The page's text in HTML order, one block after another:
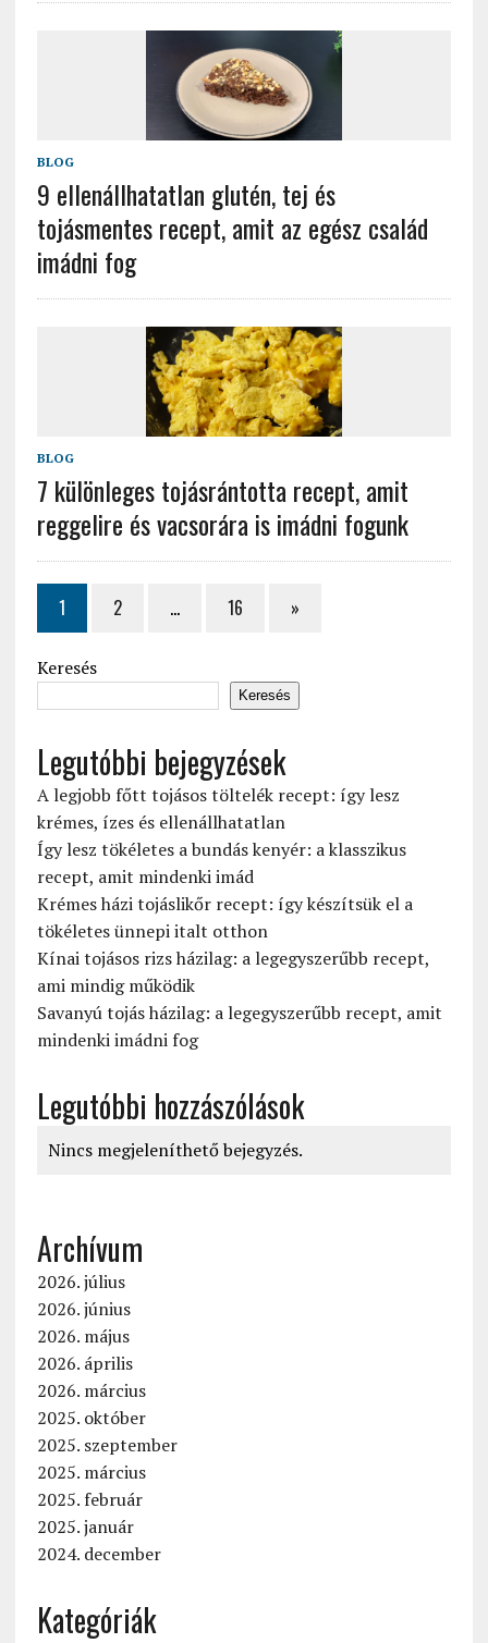
BLOG
9 ellenállhatatlan glutén, tej és
tojásmentes recept, amit az egész család
imádni fog
BLOG
7 különleges tojásrántotta recept, amit
reggelire és vacsorára is imádni fogunk
1 2 … 16 »
Keresés
Keresés
Legutóbbi bejegyzések
A legjobb főtt tojásos töltelék recept: így lesz
krémes, ízes és ellenállhatatlan
Így lesz tökéletes a bundás kenyér: a klasszikus
recept, amit mindenki imád
Krémes házi tojáslikőr recept: így készítsük el a
tökéletes ünnepi italt otthon
Kínai tojásos rizs házilag: a legegyszerűbb recept,
ami mindig működik
Savanyú tojás házilag: a legegyszerűbb recept, amit
mindenki imádni fog
Legutóbbi hozzászólások
Nincs megjeleníthető bejegyzés.
Archívum
2026. július
2026. június
2026. május
2026. április
2026. március
2025. október
2025. szeptember
2025. március
2025. február
2025. január
2024. december
Kategóriák